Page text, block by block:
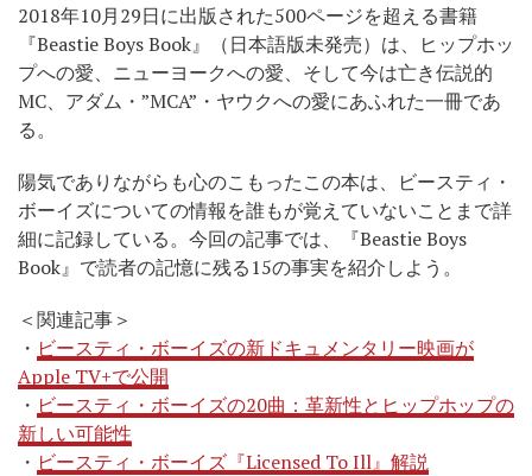
2018年10月29日に出版された500ページを超える書籍
『Beastie Boys Book』（日本語版未発売）は、ヒップホッ
プへの愛、ニューヨークへの愛、そして今は亡き伝説的
MC、アダム・”MCA”・ヤウクへの愛にあふれた一冊であ
る。
陽気でありながらも心のこもったこの本は、ビースティ・
ボーイズについての情報を誰もが覚えていないことまで詳
細に記録している。今回の記事では、『Beastie Boys
Book』で読者の記憶に残る15の事実を紹介しよう。
＜関連記事＞
・ ビースティ・ボーイズの新ドキュメンタリー映画が
Apple TV+で公開
・ ビースティ・ボーイズの20曲：革新性とヒップホップの
新しい可能性
・ ビースティ・ボーイズ『Licensed To Ill』解説